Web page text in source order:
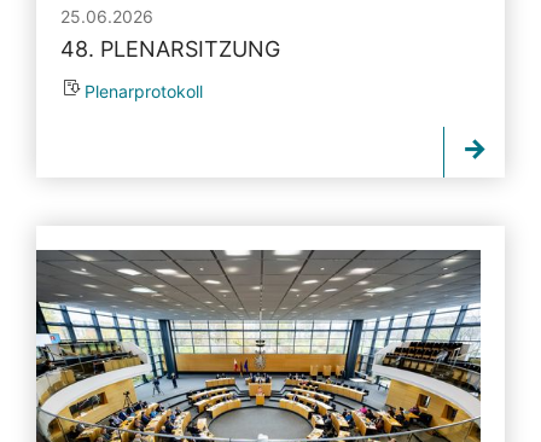
25.06.2026
48. PLENARSITZUNG
Plenarprotokoll